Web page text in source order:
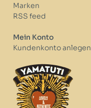
Marken
RSS feed
Mein Konto
Kundenkonto anlegen